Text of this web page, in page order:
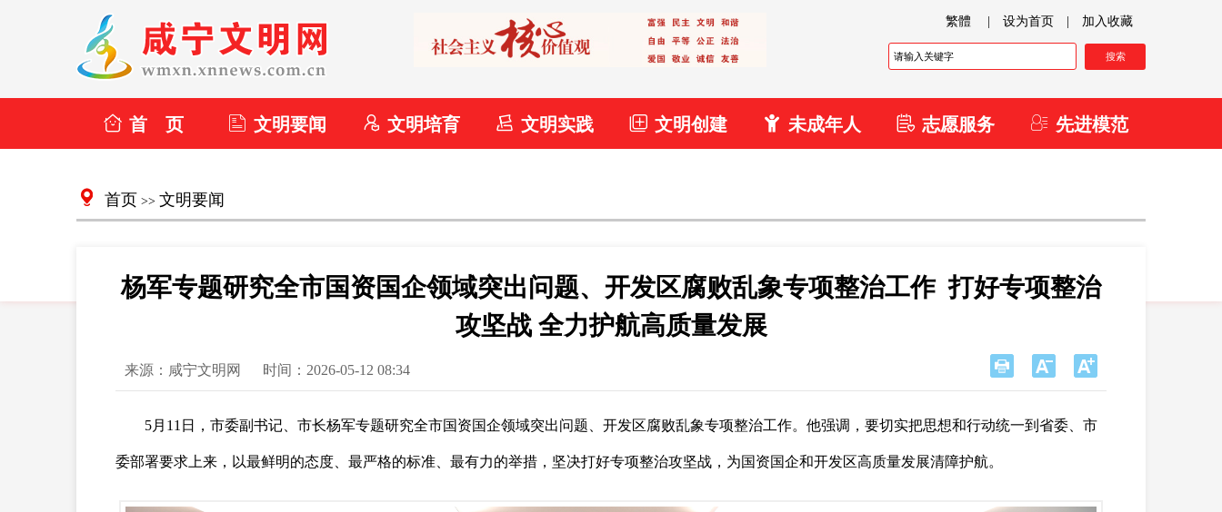
繁體 设为首页 加入收藏
首 页 文明要闻 文明培育 文明实践 文明创建 未成年人 志愿服务 先进模范
首页 >>文明要闻
杨军专题研究全市国资国企领域突出问题、开发区腐败乱象专项整治工作 打好专项整治
攻坚战 全力护航高质量发展
来源：咸宁文明网 时间：2026-05-12 08:34
5月11日，市委副书记、市长杨军专题研究全市国资国企领域突出问题、开发区腐败乱象专项整治工作。他强调，要切实把思想和行动统一到省委、市
委部署要求上来，以最鲜明的态度、最严格的标准、最有力的举措，坚决打好专项整治攻坚战，为国资国企和开发区高质量发展清障护航。